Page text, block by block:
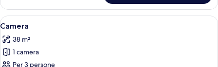
Apri
tutte
le
foto
Camera d'albergo con divano,
4
Camera
38 m²
1 camera
Per 3 persone